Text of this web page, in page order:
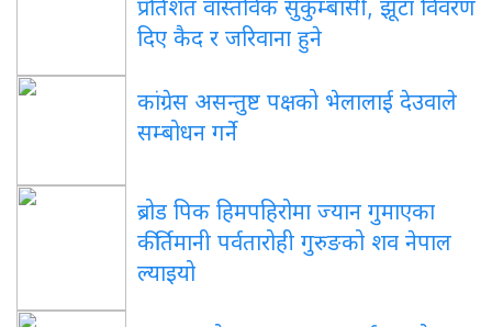
प्रतिशत वास्तविक सुकुम्बासी, झूटा विवरण
दिए कैद र जरिवाना हुने
कांग्रेस असन्तुष्ट पक्षको भेलालाई देउवाले
सम्बोधन गर्ने
ब्रोड पिक हिमपहिरोमा ज्यान गुमाएका
कीर्तिमानी पर्वतारोही गुरुङको शव नेपाल
ल्याइयो